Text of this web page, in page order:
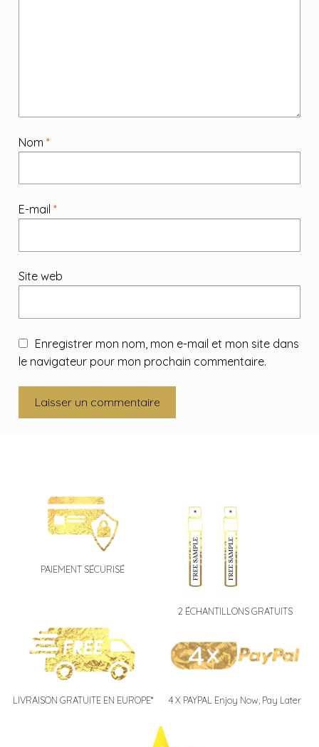
Nom *
E-mail *
Site web
Enregistrer mon nom, mon e-mail et mon site dans
le navigateur pour mon prochain commentaire.
PAIEMENT SÉCURISÉ
2 ÉCHANTILLONS GRATUITS
LIVRAISON GRATUITE EN EUROPE* 4 X PAYPAL Enjoy Now, Pay Later